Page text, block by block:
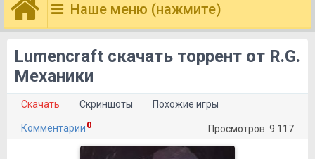
Наше меню (нажмите)
Lumencraft скачать торрент от R.G.
Механики
Скачать Скриншоты Похожие игры
Комментарии 0 Просмотров: 9 117